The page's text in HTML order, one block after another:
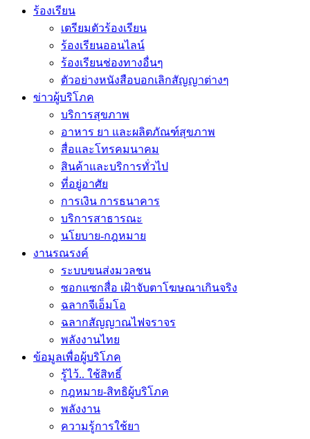
ร้องเรียน
เตรียมตัวร้องเรียน
ร้องเรียนออนไลน์
ร้องเรียนช่องทางอื่นๆ
ตัวอย่างหนังสือบอกเลิกสัญญาต่างๆ
ข่าวผู้บริโภค
บริการสุขภาพ
อาหาร ยา และผลิตภัณฑ์สุขภาพ
สื่อและโทรคมนาคม
สินค้าและบริการทั่วไป
ที่อยู่อาศัย
การเงิน การธนาคาร
บริการสาธารณะ
นโยบาย-กฎหมาย
งานรณรงค์
ระบบขนส่งมวลชน
ซอกแซกสื่อ เฝ้าจับตาโฆษณาเกินจริง
ฉลากจีเอ็มโอ
ฉลากสัญญาณไฟจราจร
พลังงานไทย
ข้อมูลเพื่อผู้บริโภค
รู้ไว้.. ใช้สิทธิ์
กฎหมาย-สิทธิผู้บริโภค
พลังงาน
ความรู้การใช้ยา